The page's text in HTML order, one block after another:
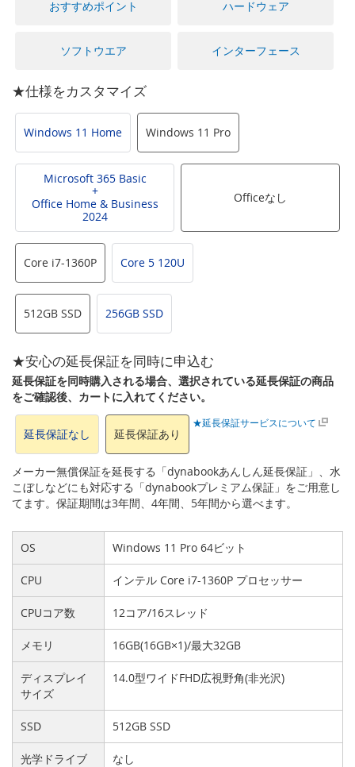
る
おすすめポイント ハードウェア
ソフトウエア インターフェース
★仕様をカスタマイズ
Windows 11 Home Windows 11 Pro
Microsoft 365 Basic
+
Office Home & Business
2024
Officeなし
Core i7-1360P Core 5 120U
512GB SSD 256GB SSD
★安心の延長保証を同時に申込む
延長保証を同時購入される場合、選択されている延長保証の商品
をご確認後、カートに入れてください。
延長保証なし 延長保証あり
★延長保証サービスについて
メーカー無償保証を延長する「dynabookあんしん延長保証」、水
こぼしなどにも対応する「dynabookプレミアム保証」をご用意し
てます。保証期間は3年間、4年間、5年間から選べます。
OS Windows 11 Pro 64ビット
CPU インテル Core i7-1360P プロセッサー
CPUコア数 12コア/16スレッド
メモリ 16GB(16GB×1)/最大32GB
ディスプレイ
サイズ
14.0型ワイドFHD広視野角(非光沢)
SSD 512GB SSD
光学ドライブ なし